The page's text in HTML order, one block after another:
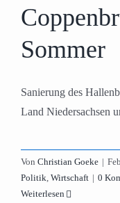
Sommer
Sanierung des
Land Niedersachsen
Von Christian Goeke |
Politik, Wirtschaft | 0
Weiterlesen